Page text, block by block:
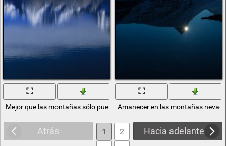
Mejor que las montañas sólo pueden ser hermosas montañas
Amanecer en las montañas
Atrás Hacia adelante
1
2